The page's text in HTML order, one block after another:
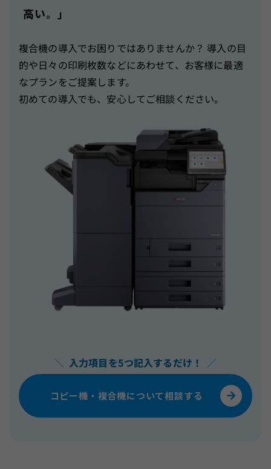
高い。」
複合機の導入でお困りではありませんか？ 導入の目
的や日々の印刷枚数などにあわせて、お客様に最適
なプランをご提案します。
初めての導入でも、安心してご相談ください。
＼ 入力項目を5つ記入するだけ！ ／
コピー機・複合機について相談する